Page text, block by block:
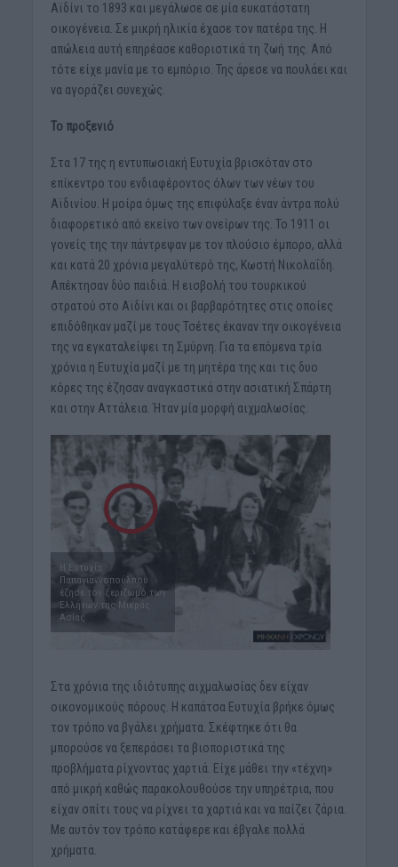
Αϊδίνι το 1893 και μεγάλωσε σε μία ευκατάστατη
οικογένεια. Σε μικρή ηλικία έχασε τον πατέρα της. Η
απώλεια αυτή επηρέασε καθοριστικά τη ζωή της. Από
τότε είχε μανία με το εμπόριο. Της άρεσε να πουλάει και
να αγοράζει συνεχώς.
Το προξενιό
Στα 17 της η εντυπωσιακή Ευτυχία βρισκόταν στο
επίκεντρο του ενδιαφέροντος όλων των νέων του
Αϊδινίου. Η μοίρα όμως της επιφύλαξε έναν άντρα πολύ
διαφορετικό από εκείνο των ονείρων της. Το 1911 οι
γονείς της την πάντρεψαν με τον πλούσιο έμπορο, αλλά
και κατά 20 χρόνια μεγαλύτερό της, Κωστή Νικολαΐδη.
Απέκτησαν δύο παιδιά. Η εισβολή του τουρκικού
στρατού στο Αϊδίνι και οι βαρβαρότητες στις οποίες
επιδόθηκαν μαζί με τους Τσέτες έκαναν την οικογένεια
της να εγκαταλείψει τη Σμύρνη. Για τα επόμενα τρία
χρόνια η Ευτυχία μαζί με τη μητέρα της και τις δυο
κόρες της έζησαν αναγκαστικά στην ασιατική Σπάρτη
και στην Αττάλεια. Ήταν μία μορφή αιχμαλωσίας.
H Ευτυχία
Παπαγιαννοπούλπου
έζησε τον ξεριζωμό των
Ελλήνων της Μικράς
Ασίας
Στα χρόνια της ιδιότυπης αιχμαλωσίας δεν είχαν
οικονομικούς πόρους. Η καπάτσα Ευτυχία βρήκε όμως
τον τρόπο να βγάλει χρήματα. Σκέφτηκε ότι θα
μπορούσε να ξεπεράσει τα βιοποριστικά της
προβλήματα ρίχνοντας χαρτιά. Είχε μάθει την «τέχνη»
από μικρή καθώς παρακολουθούσε την υπηρέτρια, που
είχαν σπίτι τους να ρίχνει τα χαρτιά και να παίζει ζάρια.
Με αυτόν τον τρόπο κατάφερε και έβγαλε πολλά
χρήματα.